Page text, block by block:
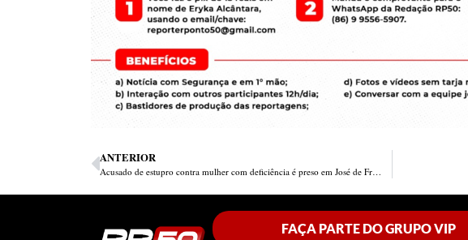
ANTERIOR
Acusado de estupro contra mulher com deficiência é preso em José de Freitas
FAÇA PARTE DO GRUPO VIP